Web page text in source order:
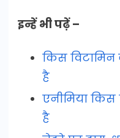
इन्हें भी पढ़ें –
किस
है
एनीमिया किस
है